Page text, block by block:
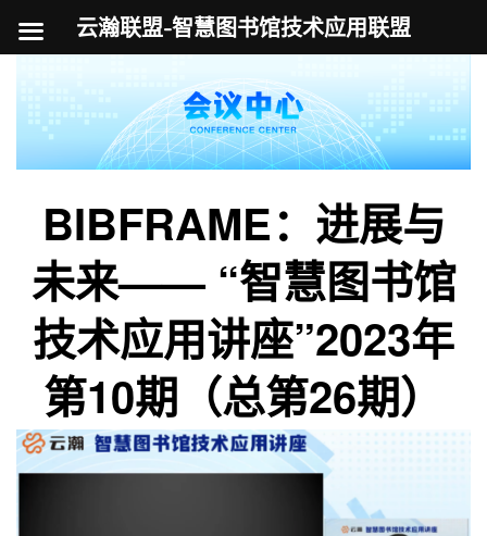
容
BIBFRAME：进展与
未来—— “智慧图书馆
技术应用讲座”2023年
第10期（总第26期）
云瀚联盟-智慧图书馆技术应用联盟